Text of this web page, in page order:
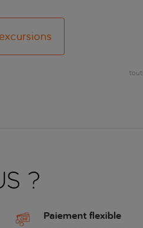
?
Paiement flexible